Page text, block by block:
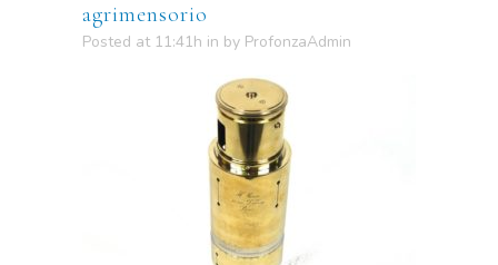
agrimensorio
Posted at 11:41h in by ProfonzaAdmin